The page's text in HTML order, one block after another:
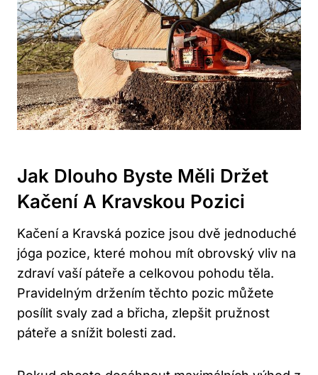
Jak Dlouho Byste Měli Držet
⁤Kačení A Kravskou Pozici
Kačení a Kravská pozice jsou dvě jednoduché
jóga pozice, které mohou mít obrovský vliv na
zdraví vaší páteře a celkovou pohodu těla.
Pravidelným​ držením těchto pozic můžete
posílit svaly zad a břicha, zlepšit pružnost
páteře ‍a ⁢snížit bolesti zad. ‌